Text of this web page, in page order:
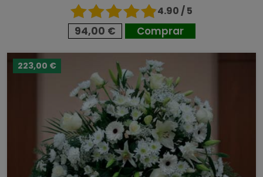
4.90 / 5
94,00 € Comprar
223,00 €